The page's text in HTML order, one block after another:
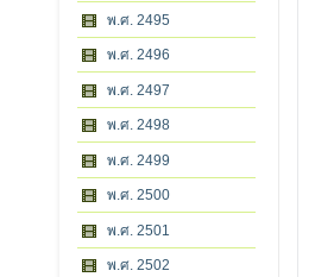
พ.ศ. 2495
พ.ศ. 2496
พ.ศ. 2497
พ.ศ. 2498
พ.ศ. 2499
พ.ศ. 2500
พ.ศ. 2501
พ.ศ. 2502